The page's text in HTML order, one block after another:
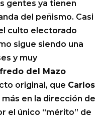
gentes ya tienen
del peñismo. Casi
culto electorado
sigue siendo una
y muy
del Mazo
original, que Carlos
en la dirección de
el único “mérito” de